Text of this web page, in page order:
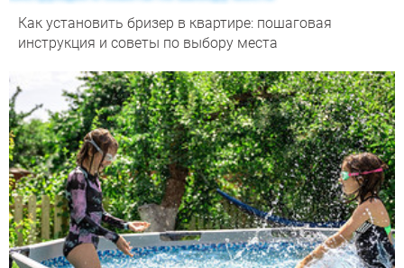
Как установить бризер в квартире: пошаговая
инструкция и советы по выбору места